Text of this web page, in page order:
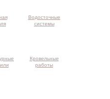
Водосточные
системы
Кровельные
работы